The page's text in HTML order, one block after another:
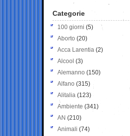
Categorie
100 giorni (5)
Aborto (20)
Acca Larentia (2)
Alcool (3)
Alemanno (150)
Alfano (315)
Alitalia (123)
Ambiente (341)
AN (210)
Animali (74)